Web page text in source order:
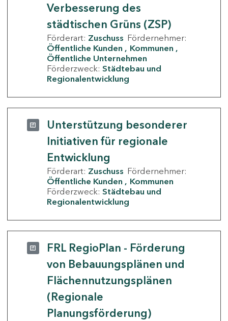
Verbesserung des
städtischen Grüns (ZSP)
Förderart: Zuschuss Fördernehmer:
Öffentliche Kunden
Kommunen
Öffentliche Unternehmen
Förderzweck: Städtebau und
Regionalentwicklung
Unterstützung besonderer
Initiativen für regionale
Entwicklung
Förderart: Zuschuss Fördernehmer:
Öffentliche Kunden
Kommunen
Förderzweck: Städtebau und
Regionalentwicklung
FRL RegioPlan - Förderung
von Bebauungsplänen und
Flächennutzungsplänen
(Regionale
Planungsförderung)